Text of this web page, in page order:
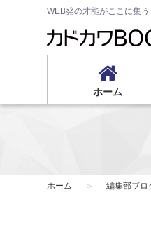
WEB発の才能がここに集
ホーム
ホーム 編集部ブロ